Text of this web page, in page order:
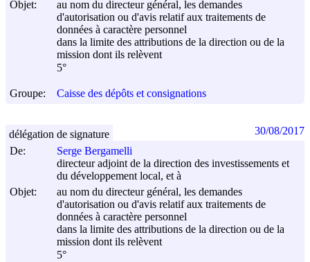
Objet:
au nom du directeur général, les demandes
d'autorisation ou d'avis relatif aux traitements de
données à caractère personnel
dans la limite des attributions de la direction ou de la
mission dont ils relèvent
5°
Groupe: Caisse des dépôts et consignations
De:
Serge Bergamelli
directeur adjoint de la direction des investissements et
du développement local, et à
Objet:
au nom du directeur général, les demandes
d'autorisation ou d'avis relatif aux traitements de
données à caractère personnel
dans la limite des attributions de la direction ou de la
mission dont ils relèvent
5°
délégation de signature 30/08/2017